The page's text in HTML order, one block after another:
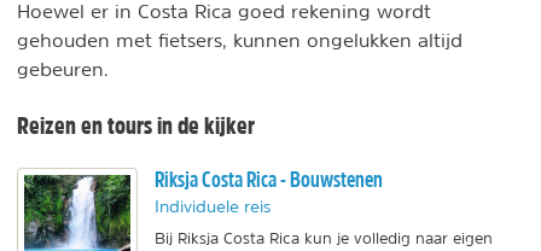
Hoewel er in Costa Rica goed rekening wordt
gehouden met fietsers, kunnen ongelukken altijd
gebeuren.
Reizen en tours in de kijker
Riksja Costa Rica - Bouwstenen
Individuele reis
Bij Riksja Costa Rica kun je volledig naar eigen